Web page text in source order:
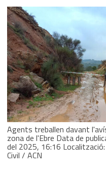
Agents treballen davant
zona de l'Ebre Data de
del 2025, 16:16
Civil / ACN